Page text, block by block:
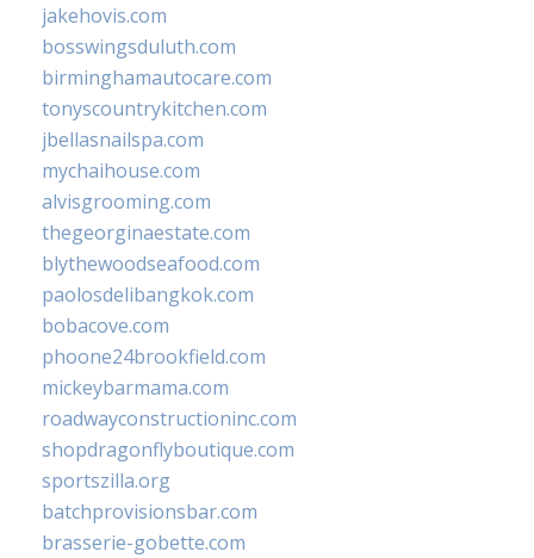
jakehovis.com
bosswingsduluth.com
birminghamautocare.com
tonyscountrykitchen.com
jbellasnailspa.com
mychaihouse.com
alvisgrooming.com
thegeorginaestate.com
blythewoodseafood.com
paolosdelibangkok.com
bobacove.com
phoone24brookfield.com
mickeybarmama.com
roadwayconstructioninc.com
shopdragonflyboutique.com
sportszilla.org
batchprovisionsbar.com
brasserie-gobette.com